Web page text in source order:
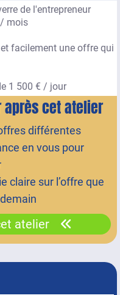
de l'entrepreneur
mois
facilement une offre qui
1 500 € / jour
après cet atelier
différentes
en vous pour
claire sur l’offre que
atelier